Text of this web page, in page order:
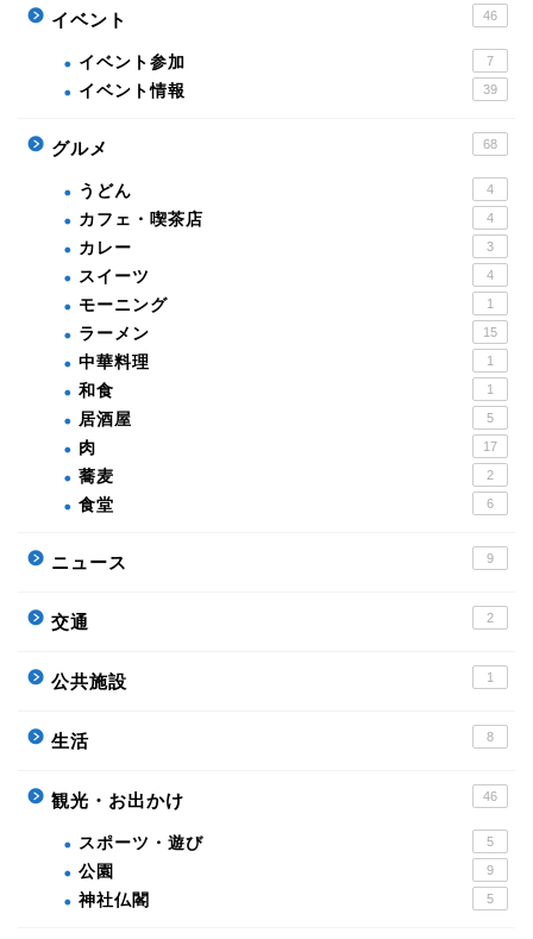
イベント 46
イベント参加 7
イベント情報 39
グルメ 68
うどん 4
カフェ・喫茶店 4
カレー 3
スイーツ 4
モーニング 1
ラーメン 15
中華料理 1
和食 1
居酒屋 5
肉 17
蕎麦 2
食堂 6
ニュース 9
交通 2
公共施設 1
生活 8
観光・お出かけ 46
スポーツ・遊び 5
公園 9
神社仏閣 5